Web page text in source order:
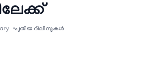
പുതിയ റിലീസുകള്‍